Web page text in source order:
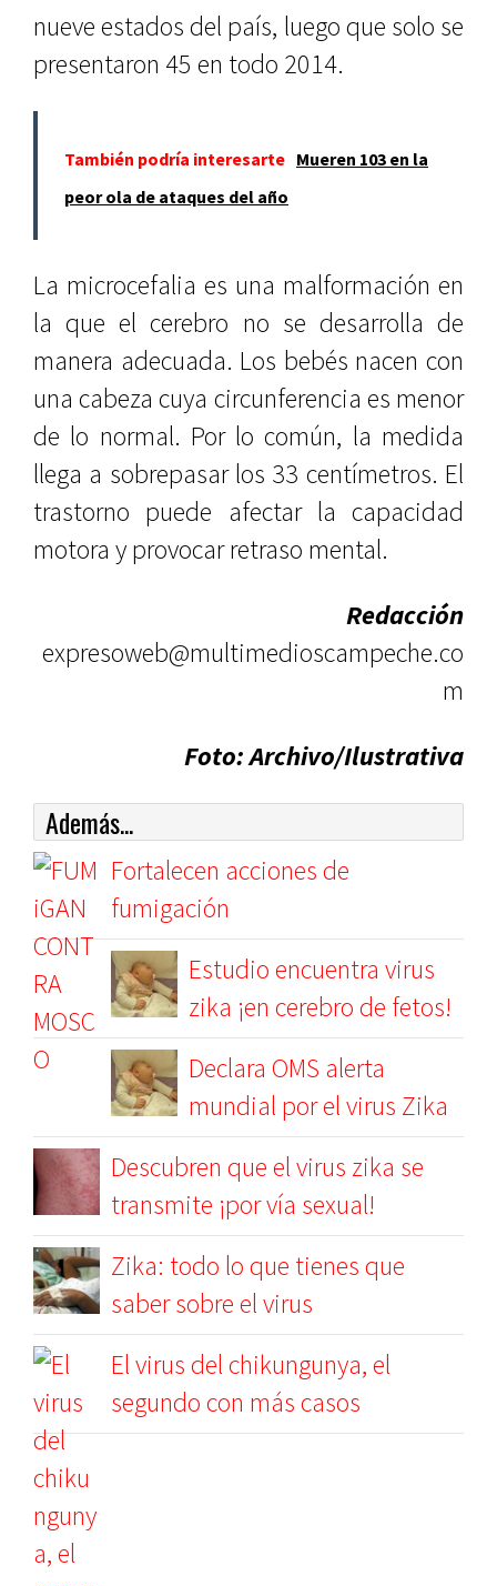
nueve estados del país, luego que solo se
presentaron 45 en todo 2014.
También podría interesarte Mueren 103 en la
peor ola de ataques del año
La microcefalia es una malformación en
la que el cerebro no se desarrolla de
manera adecuada. Los bebés nacen con
una cabeza cuya circunferencia es menor
de lo normal. Por lo común, la medida
llega a sobrepasar los 33 centímetros. El
trastorno puede afectar la capacidad
motora y provocar retraso mental.
Redacción
expresoweb@multimedioscampeche.co
m
Foto: Archivo/Ilustrativa
Además...
Fortalecen acciones de
fumigación
Estudio encuentra virus
zika ¡en cerebro de fetos!
Declara OMS alerta
mundial por el virus Zika
Descubren que el virus zika se
transmite ¡por vía sexual!
Zika: todo lo que tienes que
saber sobre el virus
El virus del chikungunya, el
segundo con más casos